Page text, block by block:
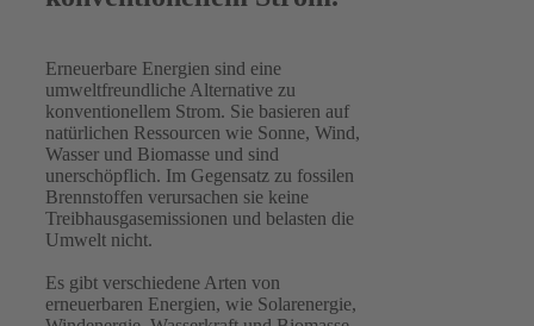
Erneuerbare Energien sind eine
umweltfreundliche Alternative zu
konventionellem Strom. Sie basieren auf
natürlichen Ressourcen wie Sonne, Wind,
Wasser und Biomasse und sind
unerschöpflich. Im Gegensatz zu fossilen
Brennstoffen verursachen sie keine
Treibhausgasemissionen und belasten die
Umwelt nicht.
Es gibt verschiedene Arten von
erneuerbaren Energien, wie Solarenergie,